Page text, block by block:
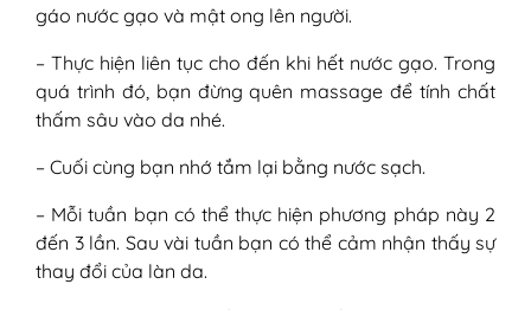
gáo nước gạo và mật ong lên người.
– Thực hiện liên tục cho đến khi hết nước gạo. Trong
quá trình đó, bạn đừng quên massage để tính chất
thấm sâu vào da nhé.
– Cuối cùng bạn nhớ tắm lại bằng nước sạch.
– Mỗi tuần bạn có thể thực hiện phương pháp này 2
đến 3 lần. Sau vài tuần bạn có thể cảm nhận thấy sự
thay đổi của làn da.